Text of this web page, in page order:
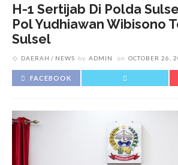
H-1 Sertijab Di Polda
Pol Yudhiawan Wibisono
Sulsel
DAERAH NEWS by ADMIN on OCTOBER 26,
FACEBOOK